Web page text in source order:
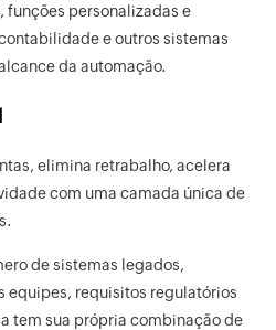
funções personalizadas e
e outros sistemas
da automação.
elimina retrabalho, acelera
com uma camada única de
de sistemas legados,
requisitos regulatórios
tem sua própria combinação de